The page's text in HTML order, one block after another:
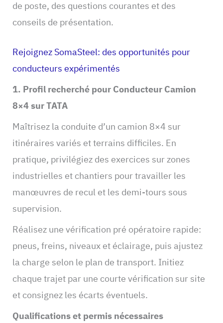
de poste, des questions courantes et des
conseils de présentation.
Rejoignez SomaSteel: des opportunités pour
conducteurs expérimentés
1. Profil recherché pour Conducteur Camion
8×4 sur TATA
Maîtrisez la conduite d’un camion 8×4 sur
itinéraires variés et terrains difficiles. En
pratique, privilégiez des exercices sur zones
industrielles et chantiers pour travailler les
manœuvres de recul et les demi-tours sous
supervision.
Réalisez une vérification pré opératoire rapide:
pneus, freins, niveaux et éclairage, puis ajustez
la charge selon le plan de transport. Initiez
chaque trajet par une courte vérification sur site
et consignez les écarts éventuels.
Qualifications et permis nécessaires